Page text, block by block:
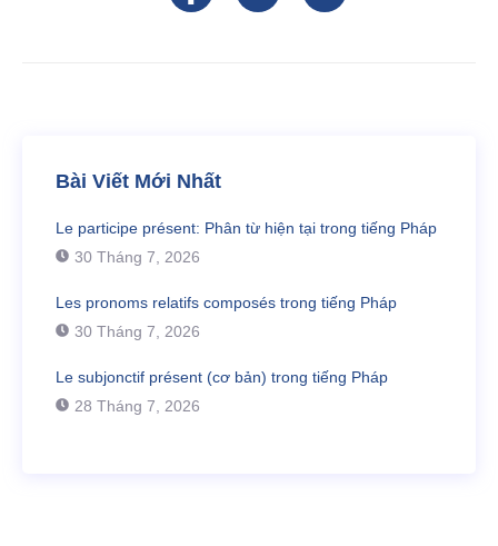
Bài Viết Mới Nhất
Le participe présent: Phân từ hiện tại trong tiếng Pháp
30 Tháng 7, 2026
Les pronoms relatifs composés trong tiếng Pháp
30 Tháng 7, 2026
Le subjonctif présent (cơ bản) trong tiếng Pháp
28 Tháng 7, 2026